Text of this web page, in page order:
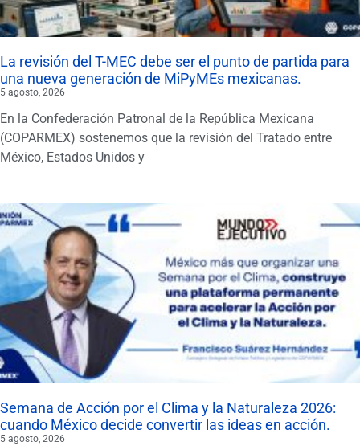
La revisión del T-MEC debe ser el punto de partida para
una nueva generación de MiPyMEs mexicanas.
5 agosto, 2026
En la Confederación Patronal de la República Mexicana
(COPARMEX) sostenemos que la revisión del Tratado entre
México, Estados Unidos y
Semana de Acción por el Clima y la Naturaleza 2026:
cuando México decide convertir las ideas en acción.
5 agosto, 2026